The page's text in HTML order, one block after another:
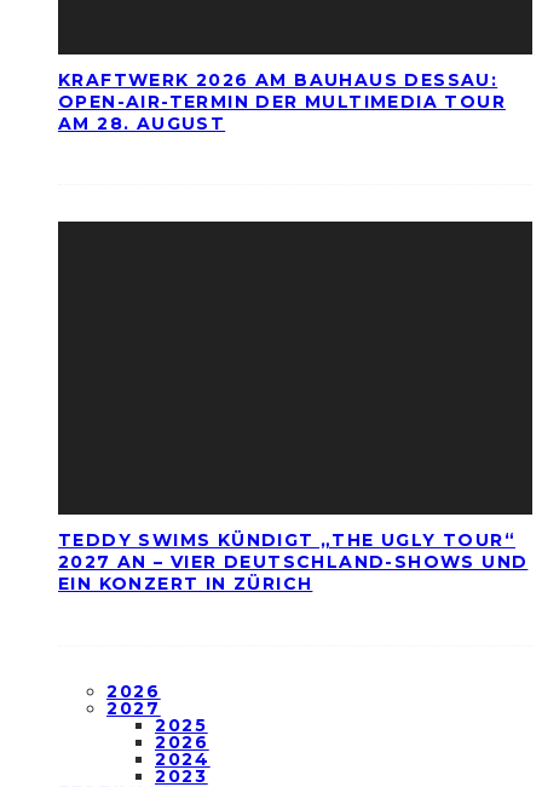
KRAFTWERK 2026 AM BAUHAUS DESSAU:
OPEN-AIR-TERMIN DER MULTIMEDIA TOUR
AM 28. AUGUST
TEDDY SWIMS KÜNDIGT „THE UGLY TOUR“
2027 AN – VIER DEUTSCHLAND-SHOWS UND
EIN KONZERT IN ZÜRICH
2026
2027
2025
2026
2024
2023